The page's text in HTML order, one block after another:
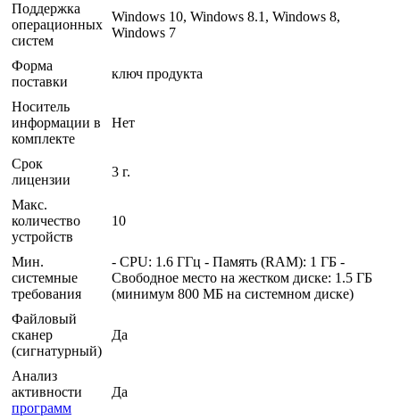
Поддержка
операционных
систем
Windows 10, Windows 8.1, Windows 8,
Windows 7
Форма
поставки
ключ продукта
Носитель
информации в
комплекте
Нет
Срок
лицензии
3 г.
Макс.
количество
устройств
10
Мин.
системные
требования
- CPU: 1.6 ГГц - Память (RAM): 1 ГБ -
Свободное место на жестком диске: 1.5 ГБ
(минимум 800 МБ на системном диске)
Файловый
сканер
(сигнатурный)
Да
Анализ
активности
программ
Да